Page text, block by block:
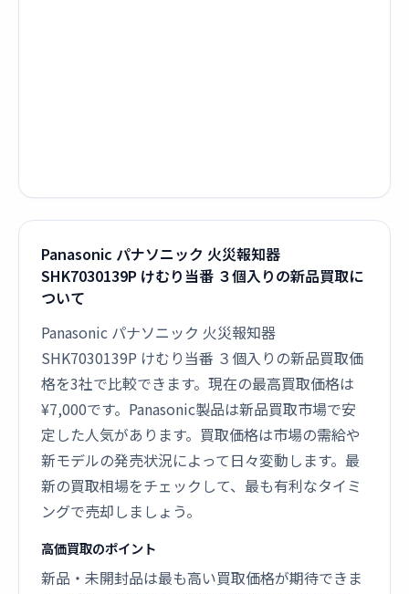
Panasonic パナソニック 火災報知器
SHK7030139P けむり当番 ３個入りの新品買取に
ついて
Panasonic パナソニック 火災報知器
SHK7030139P けむり当番 ３個入りの新品買取価
格を3社で比較できます。現在の最高買取価格は
¥7,000です。Panasonic製品は新品買取市場で安
定した人気があります。買取価格は市場の需給や
新モデルの発売状況によって日々変動します。最
新の買取相場をチェックして、最も有利なタイミ
ングで売却しましょう。
高価買取のポイント
新品・未開封品は最も高い買取価格が期待できま